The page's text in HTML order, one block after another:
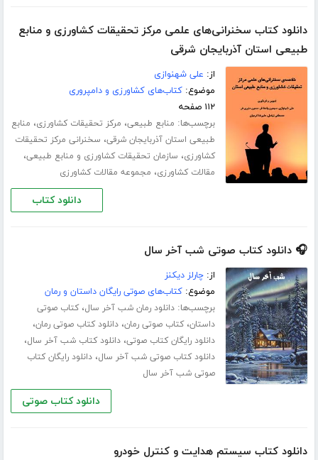
دانلود کتاب سخنرانی‌های علمی مرکز تحقیقات کشاورزی و منابع
طبیعی استان آذربایجان شرقی
از: علی شهنوازی
موضوع:کتاب‌های کشاورزی و دامپروری
۱۱۲ صفحه
برچسب‌ها: منابع طبیعی، مرکز تحقیقات کشاورزی، منابع
طبیعی استان آذربایجان شرقی، سخنرانی مرکز تحقیقات
کشاورزی، سازمان تحقیقات کشاورزی و منابع طبیعی،
مقالات کشاورزی، مجموعه مقالات کشاورزی
دانلود کتاب
🎧 دانلود کتاب صوتی شب آخر سال
از:چارلز دیکنز
موضوع:کتاب‌های صوتی رایگان داستان و رمان
برچسب‌ها:دانلود رمان شب آخر سال،کتاب صوتی
داستان،کتاب صوتی رمان،دانلود کتاب صوتی رمان،
دانلود رایگان کتاب صوتی،دانلود کتاب شب آخر سال،
دانلود کتاب صوتی شب آخر سال،دانلود رایگان کتاب
صوتی شب آخر سال
دانلود کتاب صوتی
دانلود کتاب سیستم هدایت و کنترل خودرو